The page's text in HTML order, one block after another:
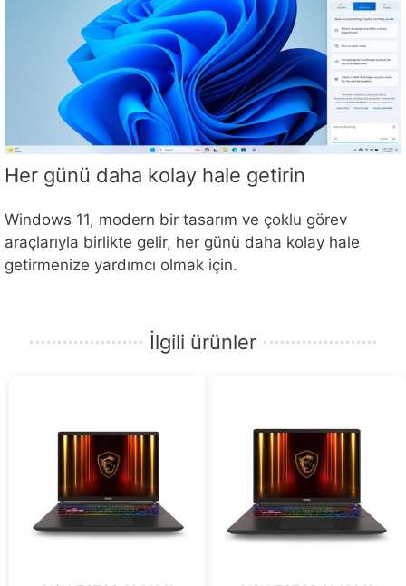
Her günü daha kolay hale getirin
Windows 11, modern bir tasarım ve çoklu görev
araçlarıyla birlikte gelir, her günü daha kolay hale
getirmenize yardımcı olmak için.
İlgili ürünler